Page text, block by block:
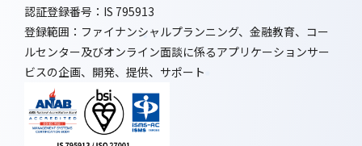
認証登録番号：IS 795913
登録範囲：ファイナンシャルプランニング、金融教育、コー
ルセンター及びオンライン面談に係るアプリケーションサー
ビスの企画、開発、提供、サポート